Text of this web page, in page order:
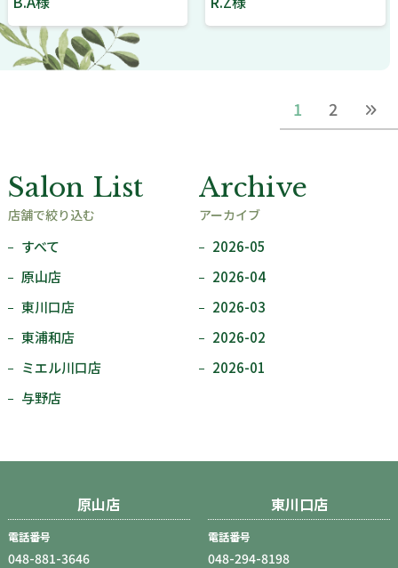
Salon List
店舗で絞り込む
すべて
原山店
東川口店
東浦和店
ミエル川口店
与野店
Archive
アーカイブ
2026-05
2026-04
2026-03
2026-02
2026-01
1 2
原山店
電話番号
048-881-3646
東川口店
電話番号
048-294-8198